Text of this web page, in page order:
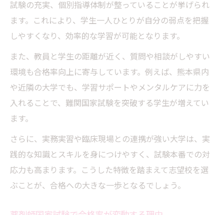
薬剤師国家試験合格率から進路を考える
薬剤師を目指す人への進学情報まとめ
薬剤師進路選択に役立つ比較材料の活用
薬剤師国家試験合格実績と将来の展望
天草市から薬剤師を目指すための道
薬剤師を天草市から目指す際の心得と準備
薬剤師国家試験合格を目指すための戦略
薬剤師合格率を意識した志望校選び
薬剤師になる夢を叶えるための行動計画
試験の充実、個別指導体制が整っていることが挙げられ
ます。これにより、学生一人ひとりが自分の弱点を把握
しやすくなり、効率的な学習が可能となります。
また、教員と学生の距離が近く、質問や相談がしやすい
環境も合格率向上に寄与しています。例えば、熊本県内
や近隣の大学でも、学習サポートやメンタルケアに力を
入れることで、難関国家試験を突破する学生が増えてい
ます。
さらに、実務実習や臨床現場との連携が強い大学は、実
践的な知識とスキルを身につけやすく、試験本番での対
応力も高まります。こうした特徴を踏まえて志望校を選
ぶことが、合格への大きな一歩となるでしょう。